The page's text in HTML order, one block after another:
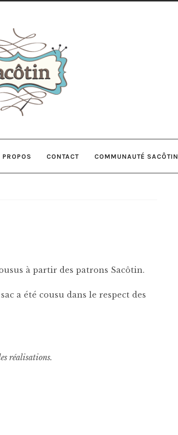
PROPOS CONTACT COMMUNAUTÉ SACÔTIN
à partir des patrons Sacôtin.
a été cousu dans le respect des
réalisations.